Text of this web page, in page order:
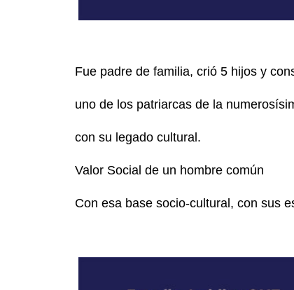
Fue padre de familia, crió 5 hijos y
uno de los patriarcas de la
con su legado cultural.
Valor Social de un hombre común
Con esa base socio-cultural, con sus